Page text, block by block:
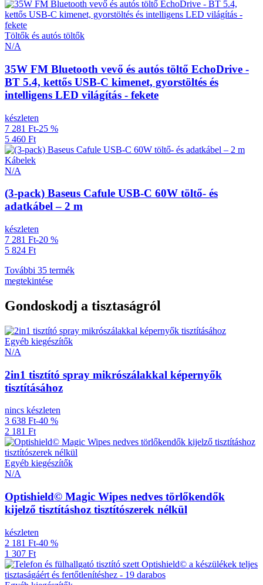
Töltők és autós töltők
N/A
35W FM Bluetooth vevő és autós töltő EchoDrive -
BT 5.4, kettős USB-C kimenet, gyorstöltés és
intelligens LED világítás - fekete
készleten
7 281 Ft-25 %
5 460 Ft
Kábelek
N/A
(3-pack) Baseus Cafule USB-C 60W töltő- és
adatkábel – 2 m
készleten
7 281 Ft-20 %
5 824 Ft
További 35 termék
megtekintése
Gondoskodj a tisztaságról
Egyéb kiegészítők
N/A
2in1 tisztító spray mikrószálakkal képernyők
tisztításához
nincs készleten
3 638 Ft-40 %
2 181 Ft
Egyéb kiegészítők
N/A
Optishield© Magic Wipes nedves törlőkendők
kijelző tisztításhoz tisztítószerek nélkül
készleten
2 181 Ft-40 %
1 307 Ft